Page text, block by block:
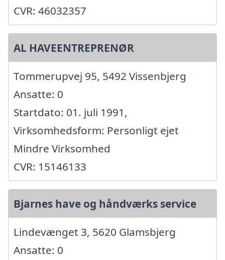
CVR: 46032357
AL HAVEENTREPRENØR
Tommerupvej 95, 5492 Vissenbjerg
Ansatte: 0
Startdato: 01. juli 1991,
Virksomhedsform: Personligt ejet
Mindre Virksomhed
CVR: 15146133
Bjarnes have og håndværks service
Lindevænget 3, 5620 Glamsbjerg
Ansatte: 0